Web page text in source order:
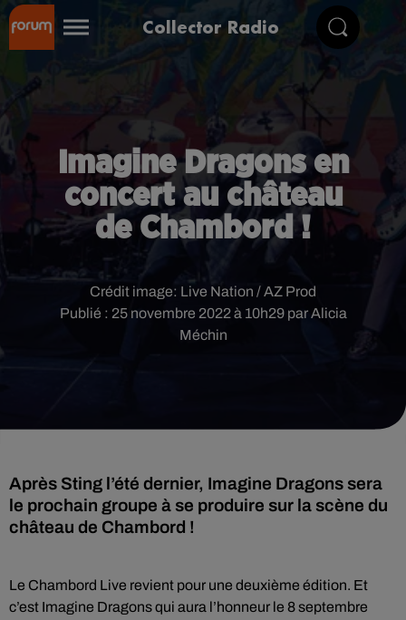
Collector Radio
Imagine Dragons en
concert au château
de Chambord !
Publié : 25 novembre 2022 à 10h29 par Alicia
Méchin
Crédit image: Live Nation / AZ Prod
Après Sting l’été dernier, Imagine Dragons sera
le prochain groupe à se produire sur la scène du
château de Chambord !
Le Chambord Live revient pour une deuxième édition. Et
c’est Imagine Dragons qui aura l’honneur le 8 septembre